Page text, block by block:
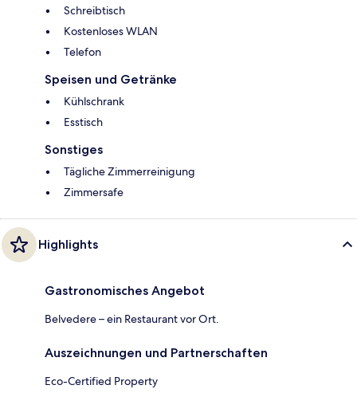
Schreibtisch
Kostenloses WLAN
Telefon
Speisen und Getränke
Kühlschrank
Esstisch
Sonstiges
Tägliche Zimmerreinigung
Zimmersafe
Highlights
Gastronomisches Angebot
Belvedere – ein Restaurant vor Ort.
Auszeichnungen und Partnerschaften
Eco-Certified Property